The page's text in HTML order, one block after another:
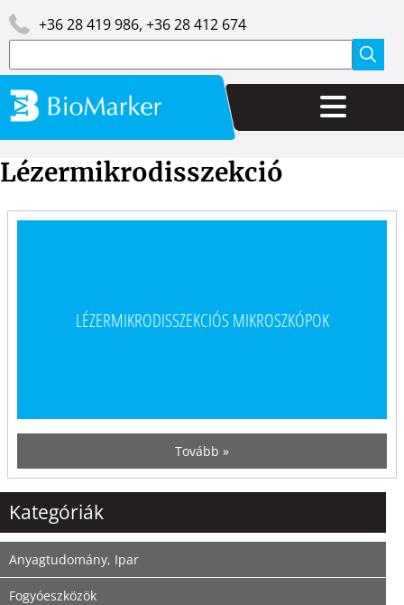
Ugrás
Image+36 28 419 986, +36 28 412 674
Kategóriák
Anyagtudomány, Ipar
Fogyóeszközök
Lézermikrodisszekció
LÉZERMIKRODISSZEKCIÓS MIKROSZKÓPOK
Tovább »